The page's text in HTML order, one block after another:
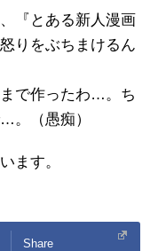
『とある新人漫画
りをぶちまけるん
で作ったわ…。ち
。（愚痴）
ます。
Share